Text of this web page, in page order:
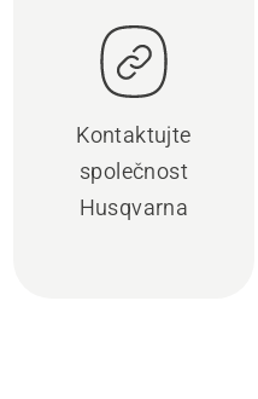
Kontaktujte
společnost
Husqvarna